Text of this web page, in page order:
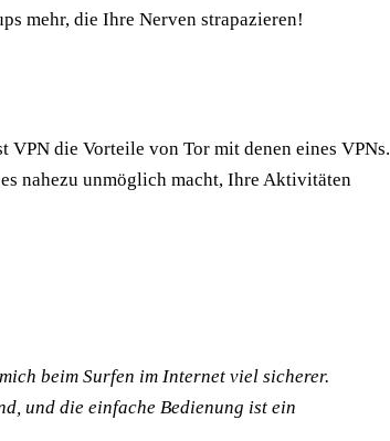
mehr, die Ihre Nerven strapazieren!
die Vorteile von Tor mit denen eines VPNs.
nahezu unmöglich macht, Ihre Aktivitäten
beim Surfen im Internet viel sicherer.
und die einfache Bedienung ist ein